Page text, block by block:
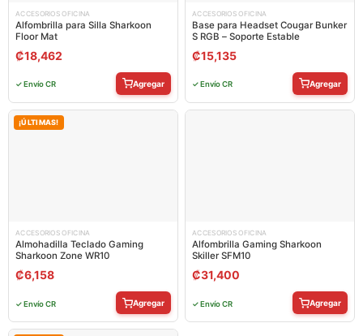
ACCESORIOS OFICINA
Alfombrilla para Silla Sharkoon
Floor Mat
₡18,462
✓ Envío CR Agregar
ACCESORIOS OFICINA
Base para Headset Cougar Bunker
S RGB – Soporte Estable
₡15,135
✓ Envío CR Agregar
¡ÚLTIMAS!
ACCESORIOS OFICINA
Almohadilla Teclado Gaming
Sharkoon Zone WR10
₡6,158
✓ Envío CR Agregar
ACCESORIOS OFICINA
Alfombrilla Gaming Sharkoon
Skiller SFM10
₡31,400
✓ Envío CR Agregar